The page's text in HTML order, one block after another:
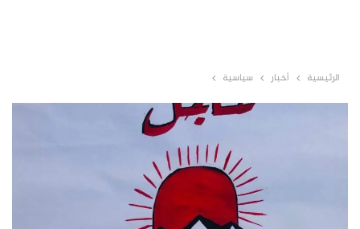
الرئيسية أخبار سياسية